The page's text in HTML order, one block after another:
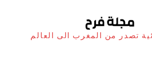
تصدر من المغرب الى العالم